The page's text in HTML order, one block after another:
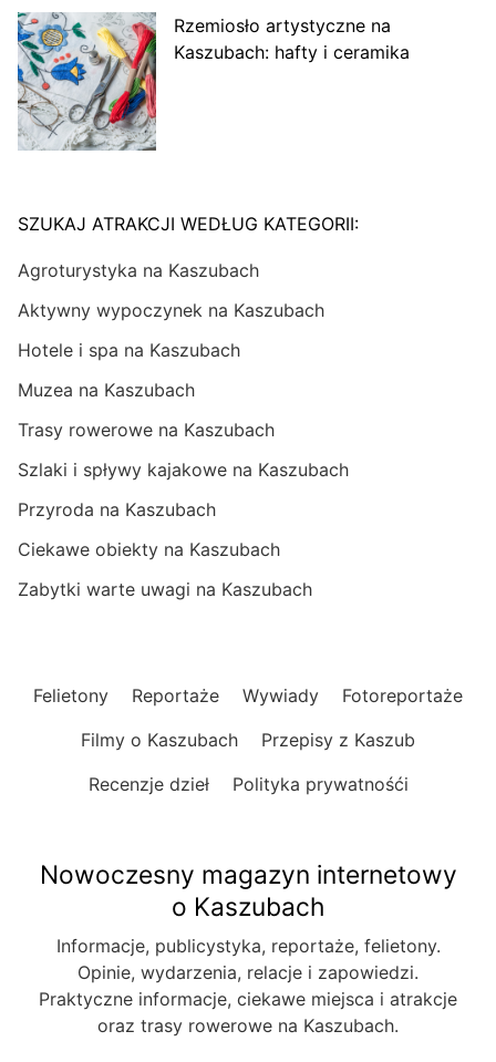
Rzemiosło artystyczne na
Kaszubach: hafty i ceramika
SZUKAJ ATRAKCJI WEDŁUG KATEGORII:
Agroturystyka na Kaszubach
Aktywny wypoczynek na Kaszubach
Hotele i spa na Kaszubach
Muzea na Kaszubach
Trasy rowerowe na Kaszubach
Szlaki i spływy kajakowe na Kaszubach
Przyroda na Kaszubach
Ciekawe obiekty na Kaszubach
Zabytki warte uwagi na Kaszubach
Felietony Reportaże Wywiady
Fotoreportaże
Filmy o Kaszubach
Przepisy z Kaszub
Recenzje dzieł
Polityka prywatnośći
Nowoczesny magazyn internetowy
o Kaszubach
Informacje, publicystyka, reportaże, felietony.
Opinie, wydarzenia, relacje i zapowiedzi.
Praktyczne informacje, ciekawe miejsca i atrakcje
oraz trasy rowerowe na Kaszubach.